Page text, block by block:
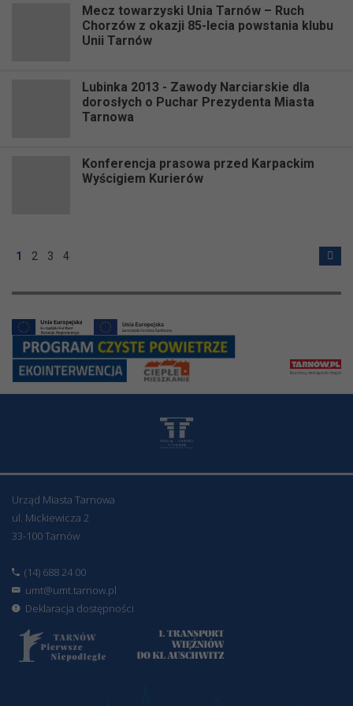
Mecz towarzyski Unia Tarnów – Ruch
Chorzów z okazji 85-lecia powstania klubu
Unii Tarnów
Lubinka 2013 - Zawody Narciarskie dla
dorosłych o Puchar Prezydenta Miasta
Tarnowa
Konferencja prasowa przed Karpackim
Wyścigiem Kurierów
1 2 3 4
Urząd Miasta Tarnowa
ul. Mickiewicza 2
33-100 Tarnów
(14) 688 24 00
umt@umt.tarnow.pl
Deklaracja dostępności